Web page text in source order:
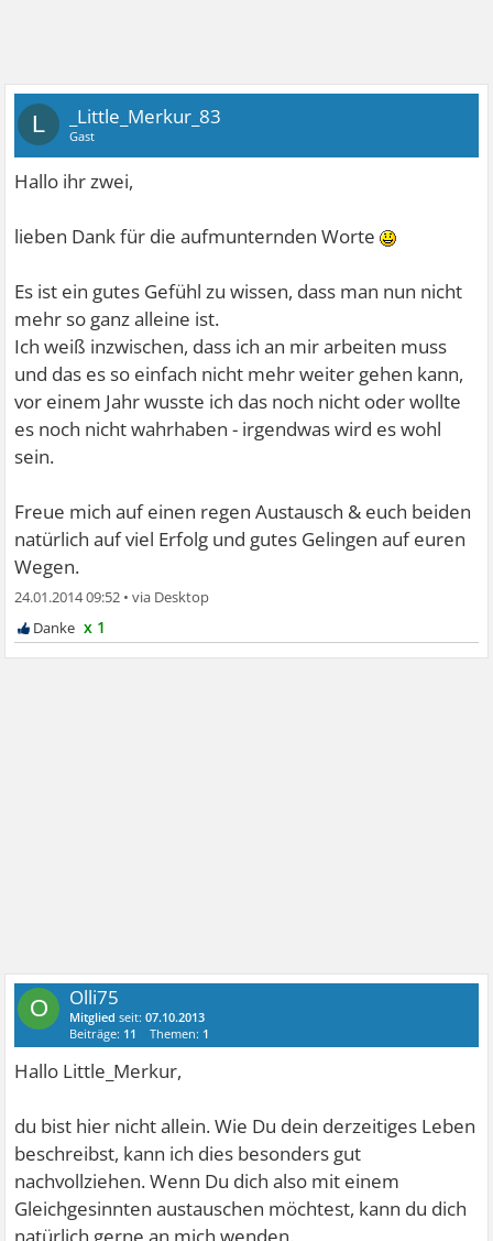
L _Little_Merkur_83
Gast
Hallo ihr zwei,
lieben Dank für die aufmunternden Worte
Es ist ein gutes Gefühl zu wissen, dass man nun nicht
mehr so ganz alleine ist.
Ich weiß inzwischen, dass ich an mir arbeiten muss
und das es so einfach nicht mehr weiter gehen kann,
vor einem Jahr wusste ich das noch nicht oder wollte
es noch nicht wahrhaben - irgendwas wird es wohl
sein.
Freue mich auf einen regen Austausch & euch beiden
natürlich auf viel Erfolg und gutes Gelingen auf euren
Wegen.
24.01.2014 09:52 •
x 1
O Olli75
Mitglied seit:07.10.2013
Beiträge: 11 Themen: 1
Hallo Little_Merkur,
du bist hier nicht allein. Wie Du dein derzeitiges Leben
beschreibst, kann ich dies besonders gut
nachvollziehen. Wenn Du dich also mit einem
Gleichgesinnten austauschen möchtest, kann du dich